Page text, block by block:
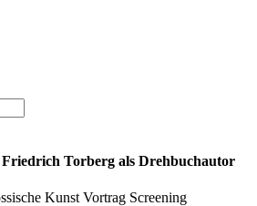
Torberg als Drehbuchautor
Kunst Vortrag Screening